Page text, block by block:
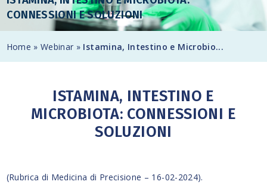
CONNESSIONI E SOLUZIONI
Home » Webinar » Istamina, Intestino e Microbio...
ISTAMINA, INTESTINO E
MICROBIOTA: CONNESSIONI E
SOLUZIONI
(Rubrica di Medicina di Precisione – 16-02-2024).